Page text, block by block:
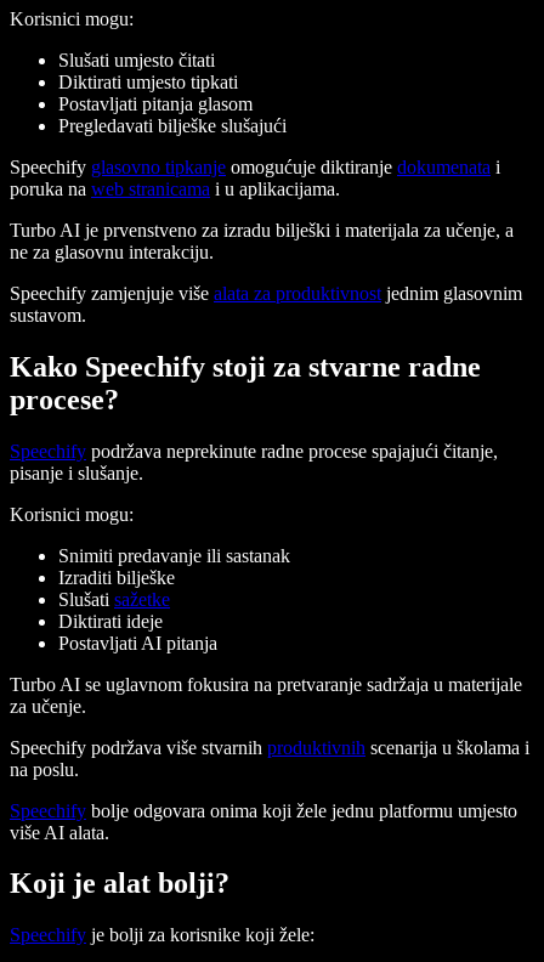
Korisnici mogu:
Slušati umjesto čitati
Diktirati umjesto tipkati
Postavljati pitanja glasom
Pregledavati bilješke slušajući
Speechify glasovno tipkanje omogućuje diktiranje dokumenata i
poruka na web stranicama i u aplikacijama.
Turbo AI je prvenstveno za izradu bilješki i materijala za učenje, a
ne za glasovnu interakciju.
Speechify zamjenjuje više alata za produktivnost jednim glasovnim
sustavom.
Kako Speechify stoji za stvarne radne
procese?
Speechify podržava neprekinute radne procese spajajući čitanje,
pisanje i slušanje.
Korisnici mogu:
Snimiti predavanje ili sastanak
Izraditi bilješke
Slušati sažetke
Diktirati ideje
Postavljati AI pitanja
Turbo AI se uglavnom fokusira na pretvaranje sadržaja u materijale
za učenje.
Speechify podržava više stvarnih produktivnih scenarija u školama i
na poslu.
Speechify bolje odgovara onima koji žele jednu platformu umjesto
više AI alata.
Koji je alat bolji?
Speechify je bolji za korisnike koji žele: